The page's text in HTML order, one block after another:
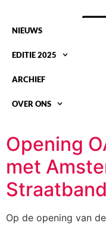
NIEUWS
EDITIE 2025
ARCHIEF
OVER ONS
Opening
met
Straatband
Op de opening van